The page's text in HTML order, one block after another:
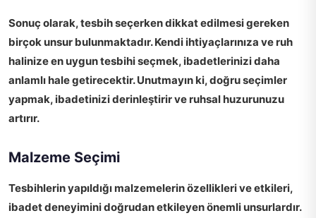
Sonuç olarak, tesbih seçerken dikkat edilmesi gereken
birçok unsur bulunmaktadır. Kendi ihtiyaçlarınıza ve ruh
halinize en uygun tesbihi seçmek, ibadetlerinizi daha
anlamlı hale getirecektir. Unutmayın ki, doğru seçimler
yapmak, ibadetinizi derinleştirir ve ruhsal huzurunuzu
artırır.
Malzeme Seçimi
Tesbihlerin yapıldığı malzemelerin özellikleri ve etkileri,
ibadet deneyimini doğrudan etkileyen önemli unsurlardır.